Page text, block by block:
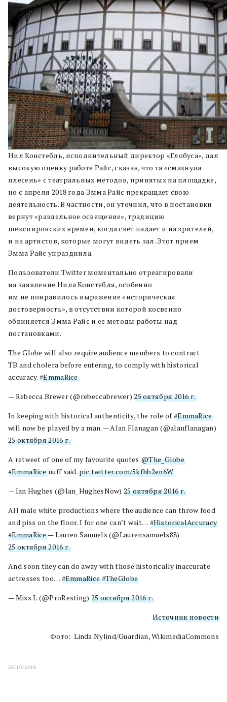
Нил Констебль, исполнительный директор «Глобуса», дал
высокую оценку работе Райс, сказав, что та «смахнула
плесень» с театральных методов, принятых на площадке,
но с апреля 2018 года Эмма Райс прекращает свою
деятельность. В частности, он уточнил, что в постановки
вернут «раздельное освещение», традицию
шекспировских времен, когда свет падает и на зрителей,
и на артистов, которые могут видеть зал. Этот прием
Эмма Райс упразднила.
Пользователи Twitter моментально отреагировали
на заявление Нила Констебля, особенно
им не понравилось выражение «историческая
достоверность», в отсутствии которой косвенно
обвиняется Эмма Райс и ее методы работы над
постановками.
The Globe will also require audience members to contract
TB and cholera before entering, to comply with historical
accuracy. #EmmaRice
— Rebecca Brewer (@rebeccabrewer)25 октября 2016 г.
In keeping with historical authenticity, the role of#EmmaRice
will now be played by a man. — Alan Flanagan (@alanflanagan)
25 октября 2016 г.
A retweet of one of my favourite quotes @The_Globe
#EmmaRicenuff said. pic.twitter.com/5kfhb2en6W
— Ian Hughes (@Ian_HughesNow)25 октября 2016 г.
All male white productions where the audience can throw food
and piss on the floor. I for one can’t wait… #HistoricalAccuracy
#EmmaRice— Lauren Samuels (@Laurensamuels88)
25 октября 2016 г.
And soon they can do away with those historically inaccurate
actresses too… #EmmaRice#TheGlobe
— Miss L (@ProResting) 25 октября 2016 г.
Источник новости
Фото: Linda Nylind/Guardian, WikimediaCommons
26/10/2016